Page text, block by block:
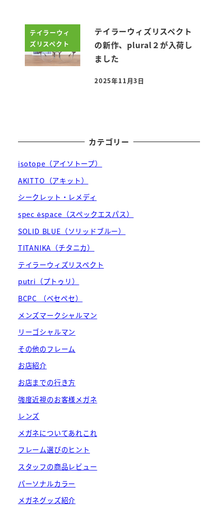
テイラーウィ
ズリスペクト
テイラーウィズリスペクト
の新作、plural２が入荷し
ました
投稿日
2025年11月3日
カテゴリー
isotope（アイソトープ）
AKITTO（アキット）
シークレット・レメディ
spec ēspace（スペックエスパス）
SOLID BLUE（ソリッドブルー）
TITANIKA（チタニカ）
テイラーウィズリスペクト
putri（プトゥリ）
BCPC （ベセペセ）
メンズマークシャルマン
リーゴシャルマン
その他のフレーム
お店紹介
お店までの行き方
強度近視のお客様メガネ
レンズ
メガネについてあれこれ
フレーム選びのヒント
スタッフの商品レビュー
パーソナルカラー
メガネグッズ紹介